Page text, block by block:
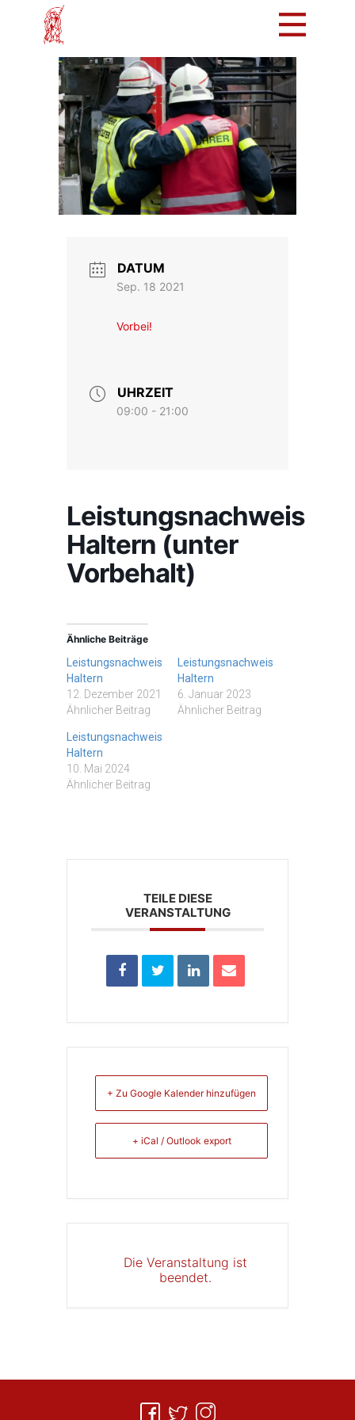
Mach mit!
Löschzug
Tradition
Bürger
Intern
DATUM
Sep. 18 2021
Vorbei!
UHRZEIT
09:00 - 21:00
Leistungsnachweis
Haltern (unter
Vorbehalt)
Ähnliche Beiträge
Leistungsnachweis
Haltern
12. Dezember 2021
Ähnlicher Beitrag
Leistungsnachweis
Haltern
6. Januar 2023
Ähnlicher Beitrag
Leistungsnachweis
Haltern
10. Mai 2024
Ähnlicher Beitrag
TEILE DIESE
VERANSTALTUNG
+ Zu Google Kalender hinzufügen
+ iCal / Outlook export
Die Veranstaltung ist
beendet.